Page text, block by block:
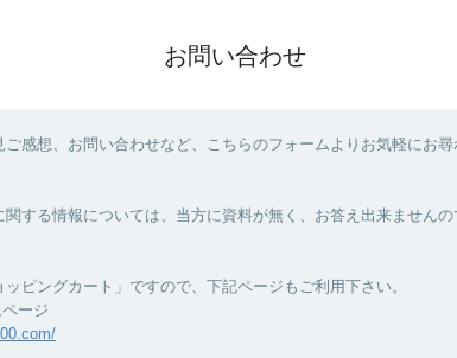
お問い合わせ
感想、お問い合わせなど、こちらのフォームよりお気軽にお尋
関する情報については、当方に資料が無く、お答え出来ません
ピングカート」ですので、下記ページもご利用下さい。
ージ